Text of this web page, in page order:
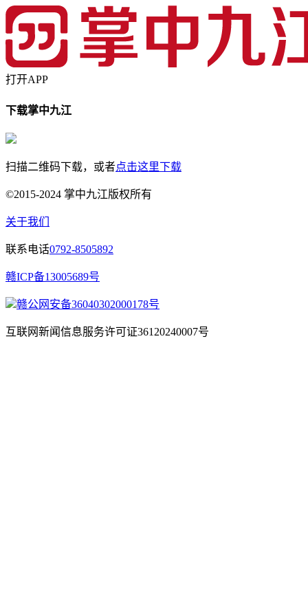
打开APP
下载掌中九江
扫描二维码下载，或者点击这里下载
©2015-2024 掌中九江版权所有
关于我们
联系电话0792-8505892
赣ICP备13005689号
赣公网安备36040302000178号
互联网新闻信息服务许可证36120240007号